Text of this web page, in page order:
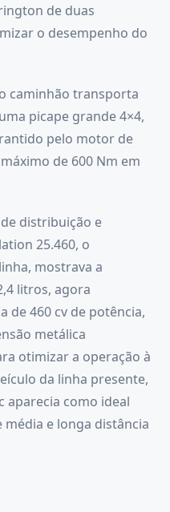
de duas
o desempenho do
caminhão transporta
picape grande 4×4,
pelo motor de
de 600 Nm em
distribuição e
25.460, o
mostrava a
litros, agora
de 460 cv de potência,
metálica
otimizar a operação à
da linha presente,
aparecia como ideal
e longa distância